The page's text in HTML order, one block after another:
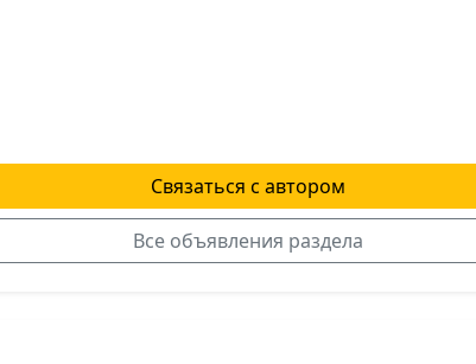
Связаться с автором
Все объявления раздела